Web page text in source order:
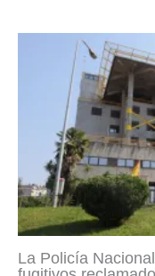
La Policía